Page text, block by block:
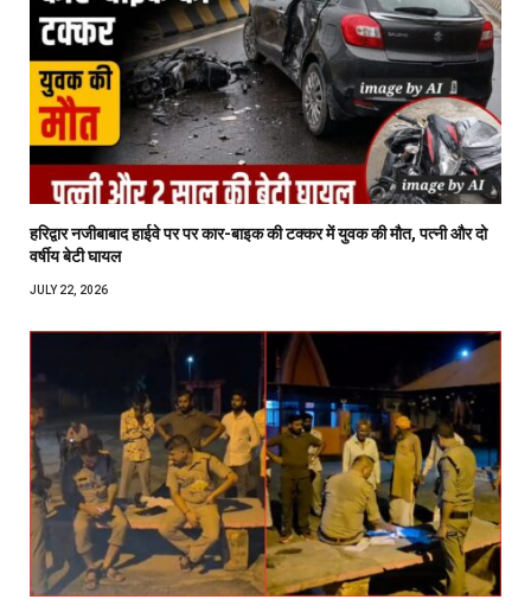
हरिद्वार नजीबाबाद हाईवे पर पर कार-बाइक की टक्कर में युवक की मौत, पत्नी और दो
वर्षीय बेटी घायल
JULY 22, 2026